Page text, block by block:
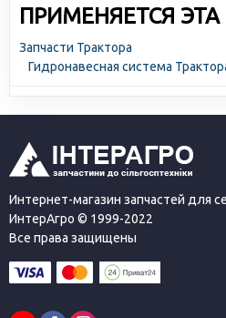
ПРИМЕНЯЕТСЯ
Запчасти Трактора
Гидронавесная система
Интернет-магазин запчастей для
ИнтерАгро © 1999-2022
Все права защищены